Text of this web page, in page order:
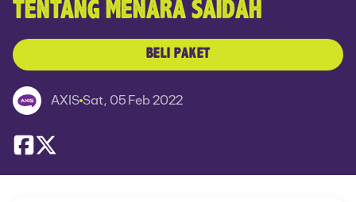
TENTANG MENARA SAIDAH
BELI PAKET
AXIS Sat, 05 Feb 2022